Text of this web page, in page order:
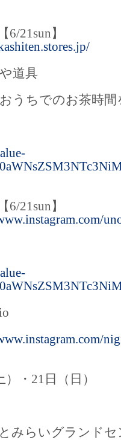
6/21sun】
道具
うちでのお茶時
【6/21sun】
・21日（日）
みらいグランド